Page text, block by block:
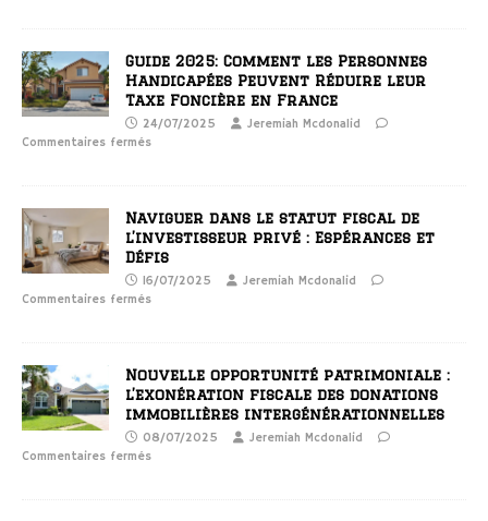
Guide 2025: Comment les Personnes
Handicapées Peuvent Réduire leur
Taxe Foncière en France
24/07/2025
Jeremiah Mcdonalid
Commentaires fermés
Naviguer dans le statut fiscal de
l’investisseur privé : Espérances et
Défis
16/07/2025
Jeremiah Mcdonalid
Commentaires fermés
Nouvelle opportunité patrimoniale :
l’exonération fiscale des donations
immobilières intergénérationnelles
08/07/2025
Jeremiah Mcdonalid
Commentaires fermés